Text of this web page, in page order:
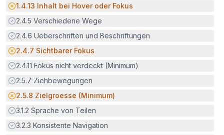
Potenzielle Barriere:
1.4.13 Inhalt bei Hover oder Fokus
Erfüllt:
2.4.5 Verschiedene Wege
Erfüllt:
2.4.6 Ueberschriften und Beschriftungen
Potenzielle Barriere:
2.4.7 Sichtbarer Fokus
Erfüllt:
2.4.11 Fokus nicht verdeckt (Minimum)
Erfüllt:
2.5.7 Ziehbewegungen
Potenzielle Barriere:
2.5.8 Zielgroesse (Minimum)
Erfüllt:
3.1.2 Sprache von Teilen
Erfüllt:
3.2.3 Konsistente Navigation